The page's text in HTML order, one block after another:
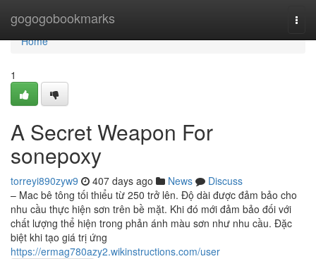
gogogobookmarks
Home
Home
1
A Secret Weapon For
sonepoxy
torreyi890zyw9 407 days ago News
Discuss
– Mac bê tông tối thiểu từ 250 trở lên. Độ dài được đảm bảo cho
nhu cầu thực hiện sơn trên bề mặt. Khi đó mới đảm bảo đối với
chất lượng thể hiện trong phản ánh màu sơn như nhu cầu. Đặc
biệt khi tạo giá trị ứng
https://ermag780azy2.wikinstructions.com/user